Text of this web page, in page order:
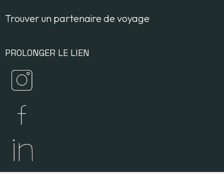
Trouver un partenaire de voyage
PROLONGER LE LIEN